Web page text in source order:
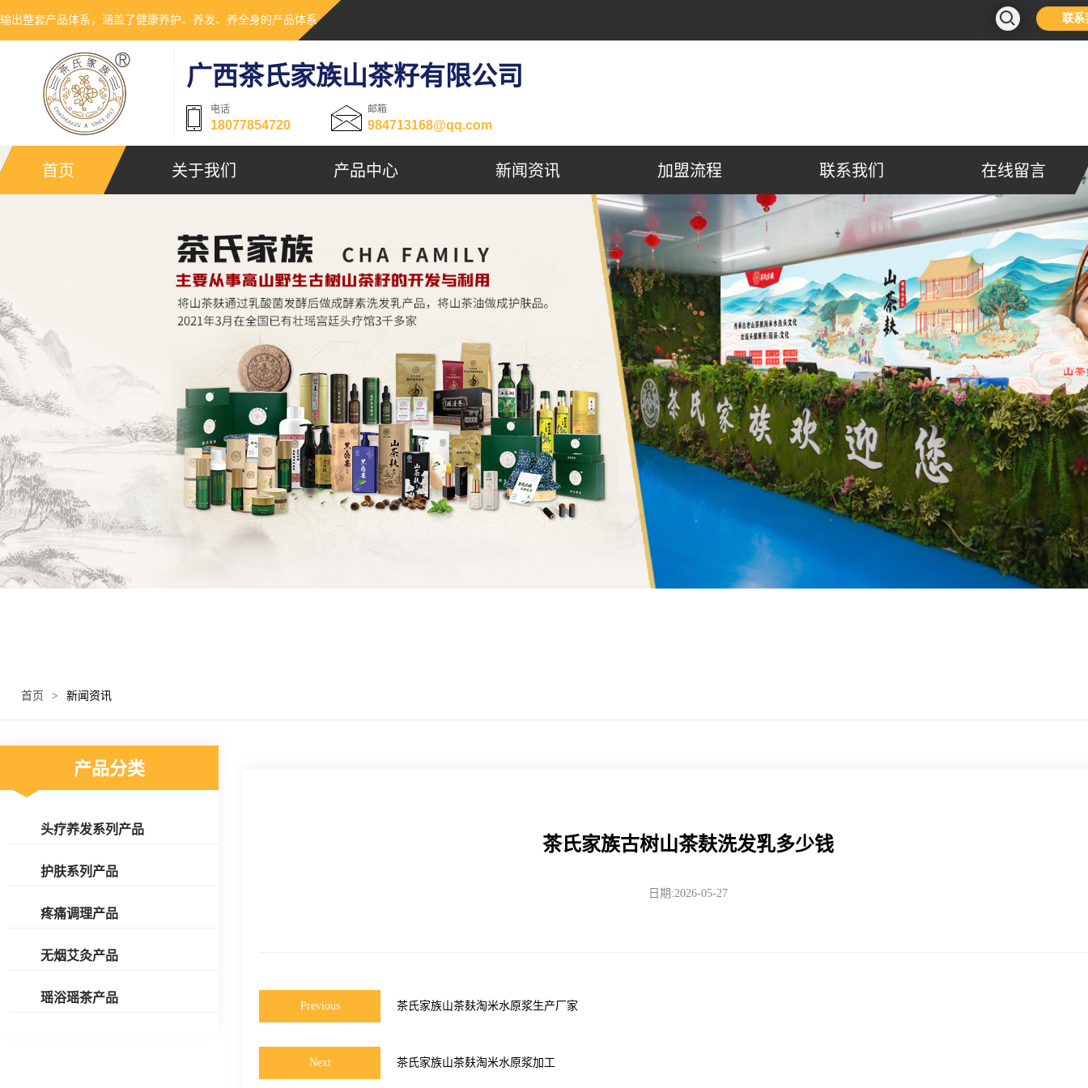
输出整套产品体系，涵盖了健康养护、养发、养全身的产品体系 联系
广西茶氏家族山茶籽有限公司
电话
18077854720
邮箱
984713168@qq.com
首页 关于我们 产品中心 新闻资讯 加盟流程 联系我们 在线留言
首页 > 新闻资讯
产品分类
头疗养发系列产品
护肤系列产品
疼痛调理产品
无烟艾灸产品
瑶浴瑶茶产品
茶氏家族古树山茶麸洗发乳多少钱
日期:2026-05-27
Previous 茶氏家族山茶麸淘米水原浆生产厂家
Next 茶氏家族山茶麸淘米水原浆加工